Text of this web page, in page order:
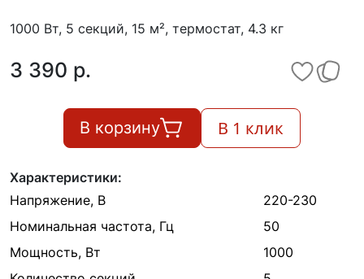
1000 Вт, 5 секций, 15 м², термостат, 4.3 кг
3 390 p.
В корзину В 1 клик
Характеристики:
Напряжение, В
220-230
Номинальная частота, Гц
50
Мощность, Вт
1000